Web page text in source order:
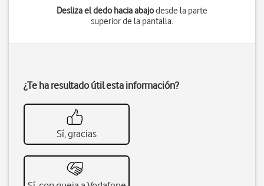
Desliza el dedo hacia abajodesde la parte
superior de la pantalla.
¿Te ha resultado útil esta información?
Sí, gracias